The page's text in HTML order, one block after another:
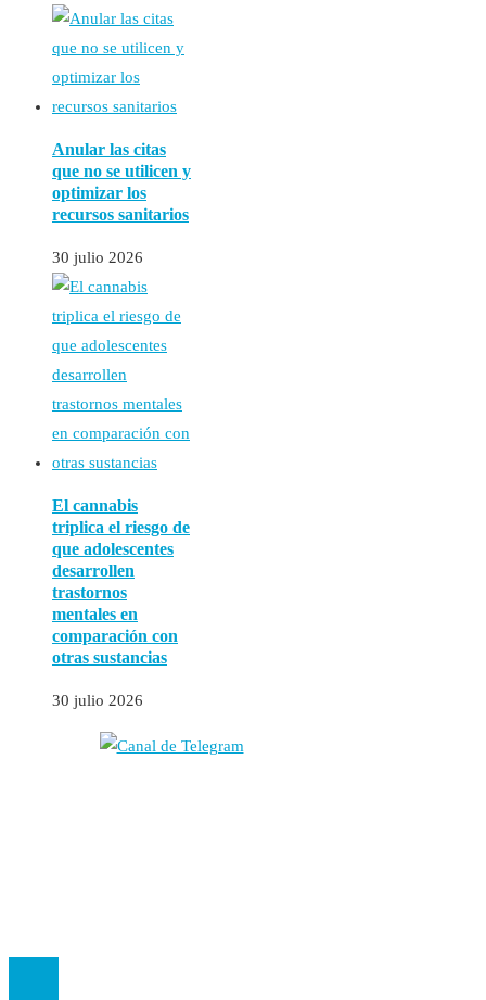
Anular las citas
que no se utilicen y
optimizar los
recursos sanitarios
30 julio 2026
El cannabis
triplica el riesgo de
que adolescentes
desarrollen
trastornos
mentales en
comparación con
otras sustancias
30 julio 2026